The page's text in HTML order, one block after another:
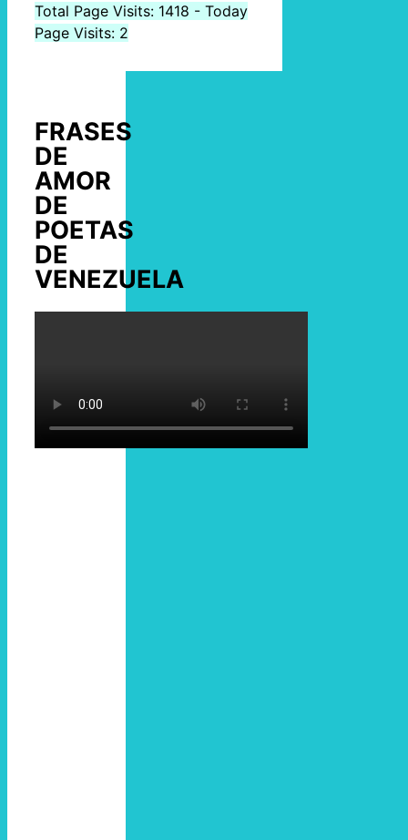
Total Page Visits: 1418 - Today
Page Visits: 2
FRASES
DE
AMOR
DE
POETAS
DE
VENEZUELA